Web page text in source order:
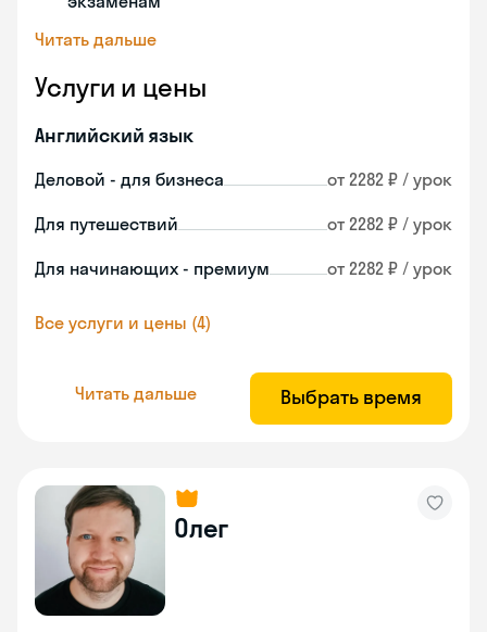
Читать дальше
Услуги и цены
Английский язык
Деловой - для бизнеса от 2282 ₽ / урок
Для путешествий от 2282 ₽ / урок
Для начинающих - премиум от 2282 ₽ / урок
Все услуги и цены (4)
Читать дальше Выбрать время
Олег